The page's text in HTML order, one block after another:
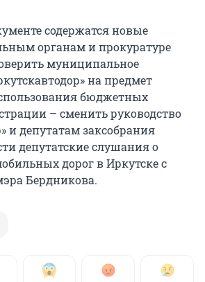
содержатся новые
органам и прокуратуре
муниципальное
на предмет
бюджетных
– сменить руководство
и депутатам заксобрания
депутатские слушания о
дорог в Иркутске с
Бердникова.